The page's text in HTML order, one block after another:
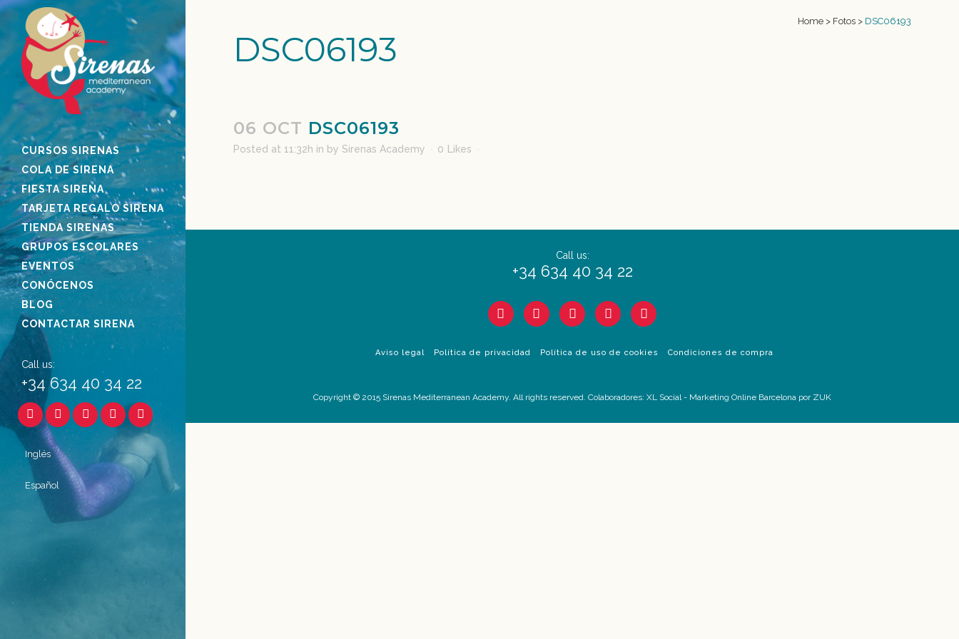
CURSOS SIRENAS
COLA DE SIRENA
FIESTA SIRENA
TARJETA REGALO SIRENA
TIENDA SIRENAS
GRUPOS ESCOLARES
EVENTOS
CONÓCENOS
BLOG
CONTACTAR SIRENA
Call us:
+34 634 40 34 22
Inglés
Español
DSC06193
Home > Fotos > DSC06193
06 OCT DSC06193
Posted at 11:32h in by Sirenas Academy 0 Likes
Call us:
+34 634 40 34 22
Aviso legal Política de privacidad Política de uso de cookies Condiciones de compra
Copyright © 2015 Sirenas Mediterranean Academy. All rights reserved. Colaboradores: XL Social- Marketing Online Barcelona por ZUK